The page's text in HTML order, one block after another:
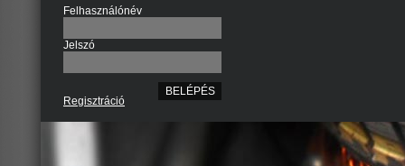
Felhasználónév
Jelszó
Regisztráció